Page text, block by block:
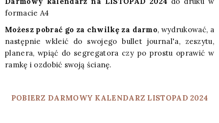
formacie A4
Możesz pobrać go za chwilkę za darmo, wydrukować, a
następnie wkleić do swojego bullet journal'a, zeszytu,
planera, wpiąć do segregatora czy po prostu oprawić w
ramkę i ozdobić swoją ścianę.
POBIERZ DARMOWY KALENDARZ LISTOPAD 2024